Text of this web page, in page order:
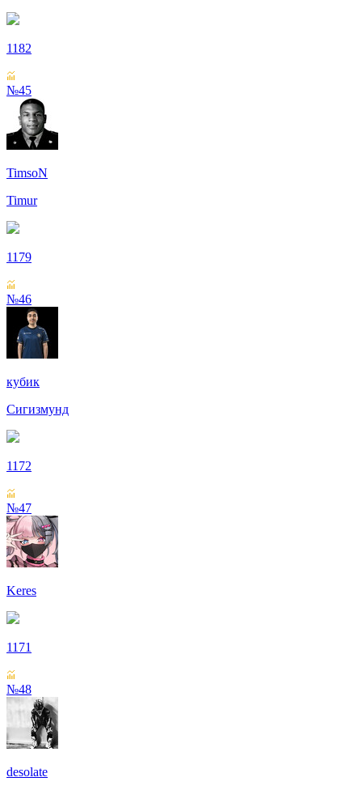
1182
№45
TimsoN
Timur
1179
№46
кубик
Сигизмунд
1172
№47
Keres
1171
№48
desolate